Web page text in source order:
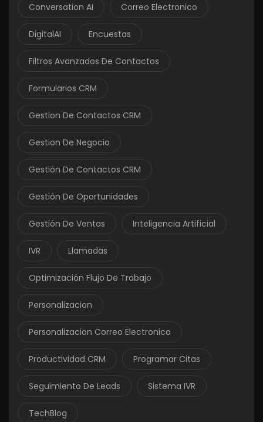
Conversation AI Correo Electronico
DigitalAI Encuestas
Filtros Avanzados De Contactos
Formularios CRM
Gestion De Contactos CRM
Gestion De Negocio
Gestión De Contactos CRM
Gestión De Oportunidades
Gestión De Ventas Inteligencia Artificial
IVR Llamadas
Optimización Flujo De Trabajo
Personalizacion
Personalizacion Correo Electronico
Productividad CRM Programar Citas
Seguimiento De Leads Sistema IVR
TechBlog